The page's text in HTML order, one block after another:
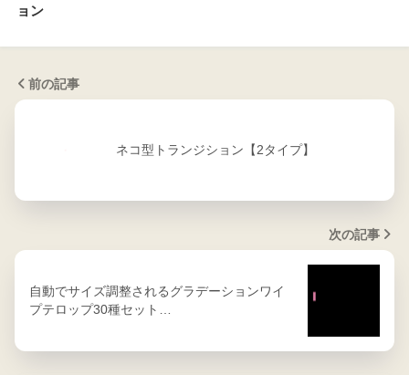
ョン
前の記事
ネコ型トランジション【2タイプ】
次の記事
自動でサイズ調整されるグラデーションワイ
プテロップ30種セット…